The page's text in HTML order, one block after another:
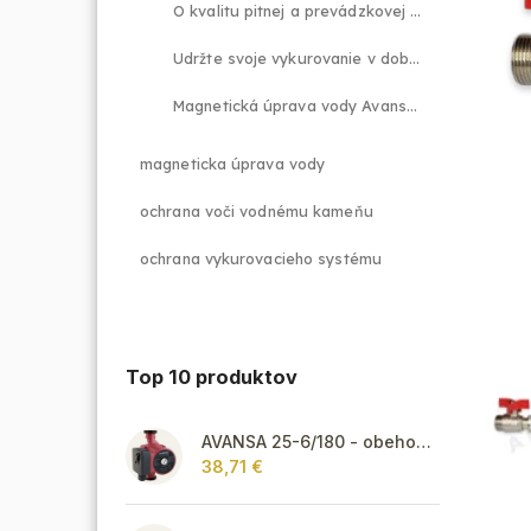
O kvalitu pitnej a prevádzkovej vody sa postará odlučovač nečistôt s magnetom
Udržte svoje vykurovanie v dobrej kondícii vďaka magnetickému filtru Aras
Magnetická úprava vody Avansa ochráni váš vykurovací systém pred kalcitom
magneticka úprava vody
ochrana voči vodnému kameňu
ochrana vykurovacieho systému
Top 10 produktov
AVANSA 25-6/180 - obehové čerpadlo, pripojovací závit 6/4"
38,71 €